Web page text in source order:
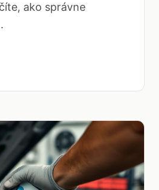
ako správne